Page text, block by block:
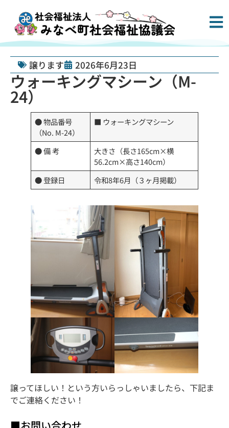
譲ります 2026年6月23日
ウォーキングマシーン（M-
24）
● 物品番号
（No. M-24）
■ ウォーキングマシーン
● 備 考
大きさ（長さ165cm×横
56.2cm×高さ140cm）
● 登録日
令和8年6月（３ヶ月掲載）
譲ってほしい！という方いらっしゃいましたら、下記ま
でご連絡ください！